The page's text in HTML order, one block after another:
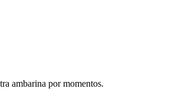
ambarina por momentos.